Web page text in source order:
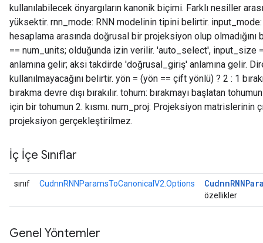
kullanılabilecek önyargıların kanonik biçimi. Farklı nesiller
yüksektir. rnn_mode: RNN modelinin tipini belirtir.
hesaplama arasında doğrusal bir projeksiyon olup
== num_units; olduğunda izin verilir. 'auto_select', input_size
anlamına gelir; aksi takdirde 'doğrusal_giriş' anlamına gelir.
kullanılmayacağını belirtir. yön = (yön == çift yönlü) ? 2 : 1
bırakma devre dışı bırakılır. tohum: bırakmayı başlatan
için bir tohumun 2. kısmı. num_proj: Projeksiyon matrislerinin
projeksiyon gerçekleştirilmez.
İç İçe Sınıflar
sınıf CudnnRNNParamsToCanonicalV2.Options Cudnn
özellikler
Genel Yöntemler